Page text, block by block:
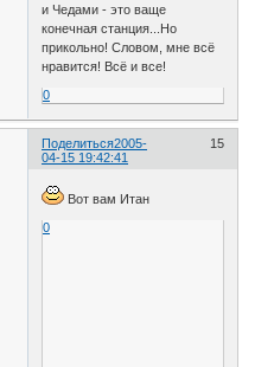
и Чедами - это ваще
конечная станция...Но
прикольно! Словом, мне всё
нравится! Всё и все!
0
Поделиться 15
2005-
04-15 19:42:41
Вот вам Итан
0